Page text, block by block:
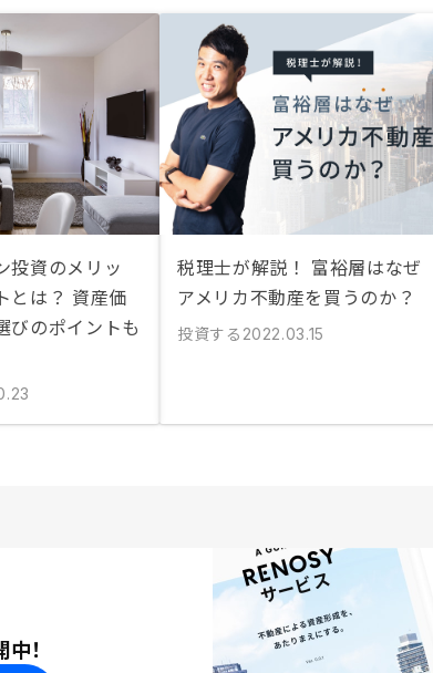
投資のメリッ
とは？ 資産価
びのポイントも
税理士が解説！ 富裕層はなぜ
アメリカ不動産を買うのか？
投資する 2022.03.15
！